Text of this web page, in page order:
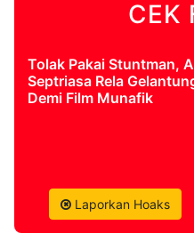
CEK
Tolak Pakai Stuntman,
Septriasa Rela
Demi Film Munafik
Laporkan Hoaks